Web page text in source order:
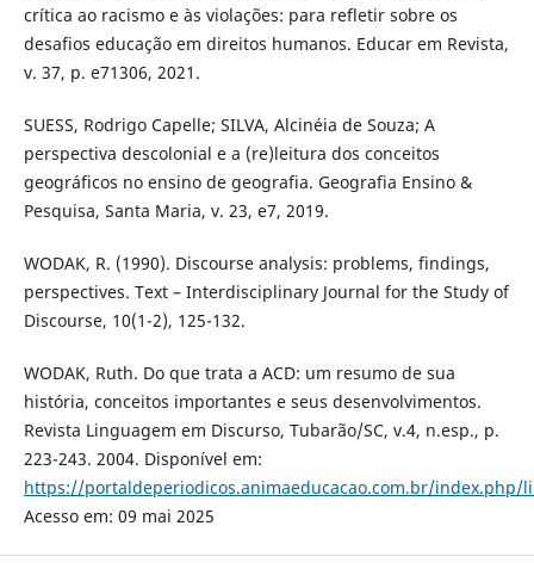
crítica ao racismo e às violações: para refletir sobre os
desafios educação em direitos humanos. Educar em Revista,
v. 37, p. e71306, 2021.
SUESS, Rodrigo Capelle; SILVA, Alcinéia de Souza; A
perspectiva descolonial e a (re)leitura dos conceitos
geográficos no ensino de geografia. Geografia Ensino &
Pesquisa, Santa Maria, v. 23, e7, 2019.
WODAK, R. (1990). Discourse analysis: problems, findings,
perspectives. Text – Interdisciplinary Journal for the Study of
Discourse, 10(1-2), 125-132.
WODAK, Ruth. Do que trata a ACD: um resumo de sua
história, conceitos importantes e seus desenvolvimentos.
Revista Linguagem em Discurso, Tubarão/SC, v.4, n.esp., p.
223-243. 2004. Disponível em:
https://portaldeperiodicos.animaeducacao.com.br/index.php/
Acesso em: 09 mai 2025